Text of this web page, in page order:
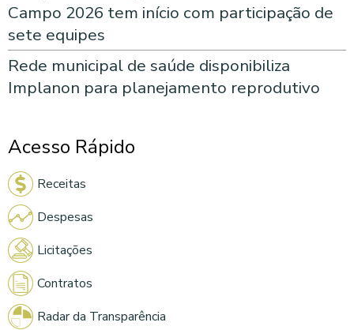
Campo 2026 tem início com participação de
sete equipes
Rede municipal de saúde disponibiliza
Implanon para planejamento reprodutivo
Acesso Rápido
Receitas
Despesas
Licitações
Contratos
Radar da Transparência